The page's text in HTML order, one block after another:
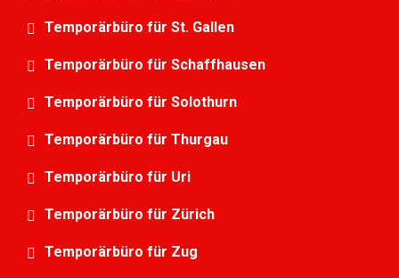
Temporärbüro für St. Gallen
Temporärbüro für Schaffhausen
Temporärbüro für Solothurn
Temporärbüro für Thurgau
Temporärbüro für Uri
Temporärbüro für Zürich
Temporärbüro für Zug